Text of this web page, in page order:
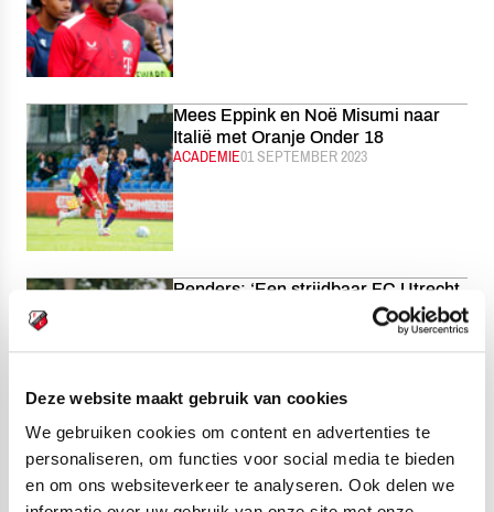
Deze website maakt gebruik van cookies
We gebruiken cookies om content en advertenties te
personaliseren, om functies voor social media te bieden
en om ons websiteverkeer te analyseren. Ook delen we
Mees Eppink en Noë Misumi naar
Italië met Oranje Onder 18
CATEGORIE:
ACADEMIEGEPUBLICEERD:
01 SEPTEMBER 2023
Penders: ‘Een strijdbaar FC Utrecht
GEPUBLICEERD:
01 SEPTEMBER 2023
Jesse van de Haar en Wessel Kooy
opgeroepen voor Oranje Onder 19
CATEGORIE:
JONG FC UTRECHTGEPUBLICEERD:
01 SEPTEMBER 2023